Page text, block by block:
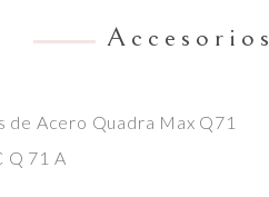
Accesorios
de Acero Quadra Max Q71
Q 71 A